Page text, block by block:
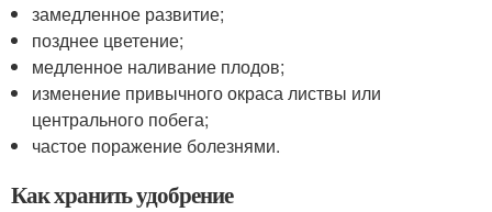
замедленное развитие;
позднее цветение;
медленное наливание плодов;
изменение привычного окраса листвы или
центрального побега;
частое поражение болезнями.
Как хранить удобрение